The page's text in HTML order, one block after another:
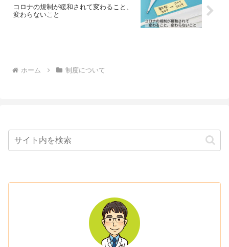
コロナの規制が緩和されて変わること、
変わらないこと
ホーム 制度について